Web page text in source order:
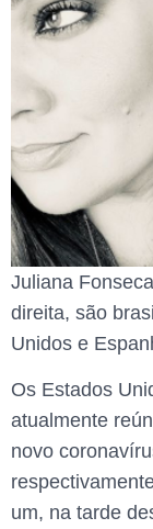
Juliana
direita, são
Unidos e
Os Estados
atualmente
novo
um, na tarde